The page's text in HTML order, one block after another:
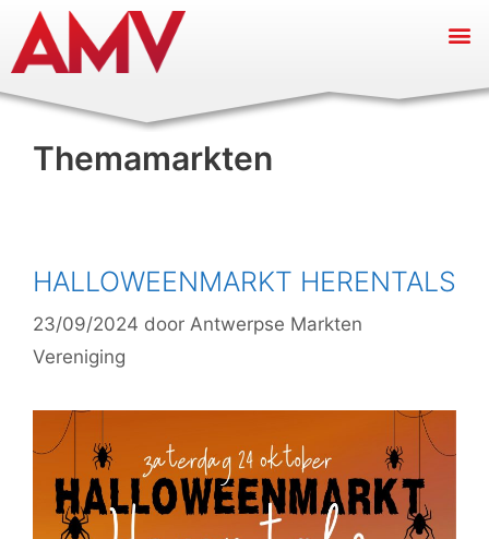
Themamarkten
HALLOWEENMARKT HERENTALS
23/09/2024 door Antwerpse Markten
Vereniging